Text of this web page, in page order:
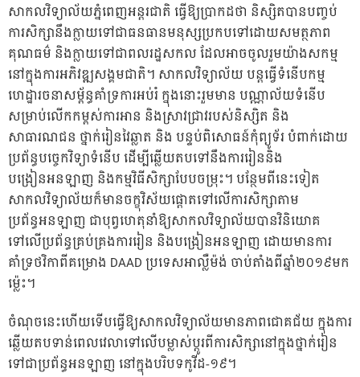
សាកលវិទ្យាល័យភ្នំពេញអន្តរជាតិ ធ្វើឱ្យប្រាកដថា និស្សិតបានបញ្ចប់
ការសិក្សានឹងក្លាយទៅជាធនធានមនុស្សប្រកបទៅដោយសមត្ថភាព
គុណធម៌ និងក្លាយទៅជាពលរដ្ឋសកល ដែលអាចចូលរួមយ៉ាងសកម្ម
នៅក្នុងការអភិវឌ្ឍសង្គមជាតិ។ សាកលវិទ្យាល័យ បន្តធ្វើទំនើបកម្ម
ហេដ្ឋារចនាសម្ព័ន្ធគាំទ្រការអប់រំ ក្នុងនោះរួមមាន បណ្ណាល័យទំនើប
សម្រាប់លើកកម្ពស់ការអាន និងស្រាវជ្រាវរបស់និស្សិត និង
សាធារណជន ថ្នាក់រៀនវៃឆ្លាត និង បន្ទប់ពិសោធន៍កុំព្យូទ័រ បំពាក់ដោយ
ប្រព័ន្ធបច្ចេកវិទ្យាទំនើប ដើម្បីឆ្លើយតបទៅនឹងការរៀននិង
បង្រៀនអនឡាញ និងកម្មវិធីសិក្សាបែបចម្រុះ។ បន្ថែមពីនេះទៀត
សាកលវិទ្យាល័យក៏មានចក្ខុវិស័យផ្តោតទៅលើការសិក្សាតាម
ប្រព័ន្ធអនឡាញ ជាបុព្វហេតុនាំឱ្យសាកលវិទ្យាល័យបានវិនិយោគ
ទៅលើប្រព័ន្ធគ្រប់គ្រងការរៀន និងបង្រៀនអនឡាញ ដោយមានការ
គាំទ្រថវិកាពីគម្រោង DAAD ប្រទេសអាល្លឺម៉ង់ ចាប់តាំងពីឆ្នាំ២០១៩មក
ម្ល៉េះ។
ចំណុចនេះហើយទើបធ្វើឱ្យសាកលវិទ្យាល័យមានភាពជោគជ័យ ក្នុងការ
ឆ្លើយតបទាន់ពេលវេលាទៅលើបម្លាស់ប្តូរពីការសិក្សានៅក្នុងថ្នាក់រៀន
ទៅជាប្រព័ន្ធអនឡាញ នៅក្នុងបរិបទកូវីដ-១៩។